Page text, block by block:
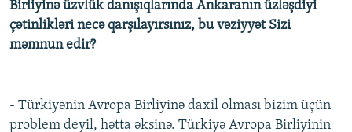
Birliyinə üzvlük danışıqlarında Ankaranın üzləşdiyi
çətinlikləri necə qarşılayırsınız, bu vəziyyət Sizi
məmnun edir?
- Türkiyənin Avropa Birliyinə daxil olması bizim üçün
problem deyil, hətta əksinə. Türkiyə Avropa Birliyinin